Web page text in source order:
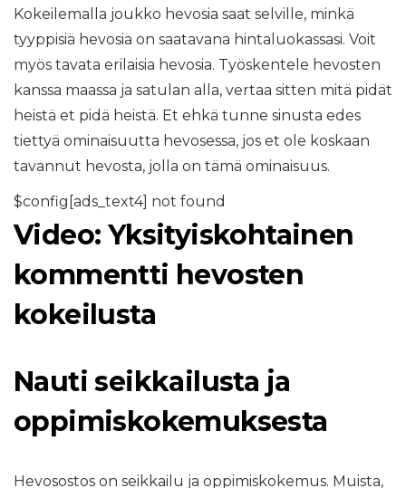
Kokeilemalla joukko hevosia saat selville, minkä
tyyppisiä hevosia on saatavana hintaluokassasi. Voit
myös tavata erilaisia ​​hevosia. Työskentele hevosten
kanssa maassa ja satulan alla, vertaa sitten mitä pidät
heistä et pidä heistä. Et ehkä tunne sinusta edes
tiettyä ominaisuutta hevosessa, jos et ole koskaan
tavannut hevosta, jolla on tämä ominaisuus.
$config[ads_text4] not found
Video: Yksityiskohtainen
kommentti hevosten
kokeilusta
Nauti seikkailusta ja
oppimiskokemuksesta
Hevosostos on seikkailu ja oppimiskokemus. Muista,